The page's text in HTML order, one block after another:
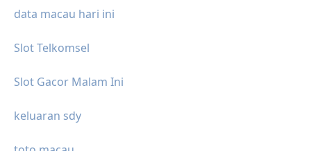
data macau hari ini
Slot Telkomsel
Slot Gacor Malam Ini
keluaran sdy